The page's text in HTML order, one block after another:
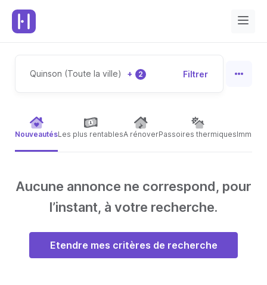
Quinson (Toute la ville) + 2 Filtrer
NouveautésLes plus rentablesA rénoverPassoires thermiques
Aucune annonce ne correspond, pour
l’instant, à votre recherche.
Etendre mes critères de recherche